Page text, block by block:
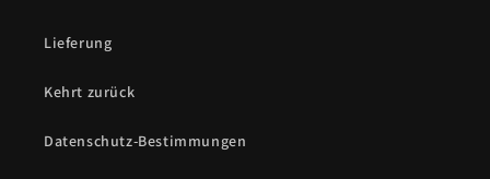
Lieferung
Kehrt zurück
Datenschutz-Bestimmungen